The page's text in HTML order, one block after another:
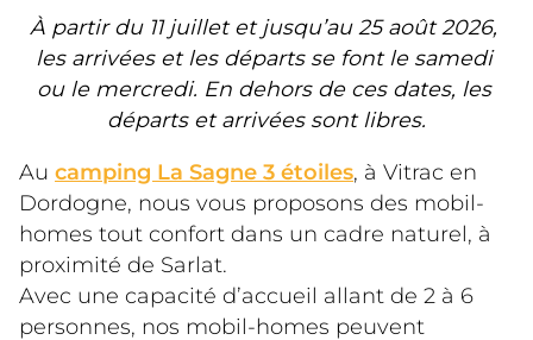
À partir du 11 juillet et jusqu’au 25 août 2026,
les arrivées et les départs se font le samedi
ou le mercredi. En dehors de ces dates, les
départs et arrivées sont libres.
Au camping La Sagne 3 étoiles, à Vitrac en
Dordogne, nous vous proposons des mobil-
homes tout confort dans un cadre naturel, à
proximité de Sarlat.
Avec une capacité d’accueil allant de 2 à 6
personnes, nos mobil-homes peuvent